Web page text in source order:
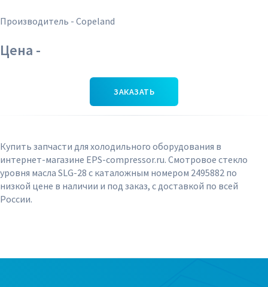
Производитель - Copeland
Цена -
ЗАКАЗАТЬ
Купить запчасти для холодильного оборудования в
интернет-магазине EPS-compressor.ru. Смотровое стекло
уровня масла SLG-28 с каталожным номером 2495882 по
низкой цене в наличии и под заказ, с доставкой по всей
России.